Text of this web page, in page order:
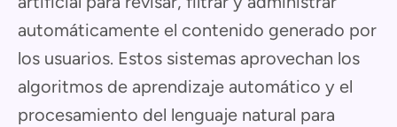
automáticamente el contenido generado por
los usuarios. Estos sistemas aprovechan los
algoritmos de aprendizaje automático y el
procesamiento del lenguaje natural para